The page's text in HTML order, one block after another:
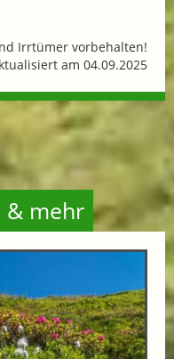
Irrtümer vorbehalten!
am 04.09.2025
& mehr